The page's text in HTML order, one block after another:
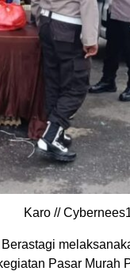
Karo //
Pasar Murah